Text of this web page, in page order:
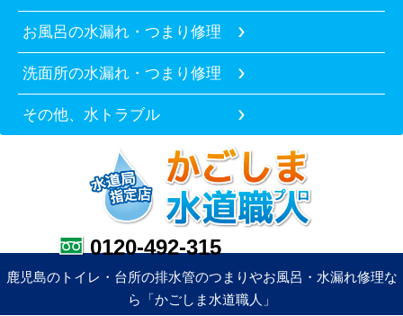
お風呂の水漏れ・つまり修理
洗面所の水漏れ・つまり修理
その他、水トラブル
0120-492-315
鹿児島のトイレ・台所の排水管のつまりやお風呂・水漏れ修理な
ら「かごしま水道職人」